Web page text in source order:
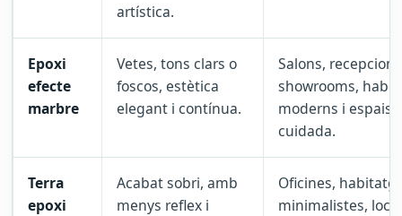
artística.
Epoxi
efecte
marbre
Vetes, tons clars o
foscos, estètica
elegant i contínua.
Salons,
showrooms,
moderns i espais
cuidada.
Terra
epoxi
Acabat sobri, amb
menys reflex i
Oficines,
minimalistes,